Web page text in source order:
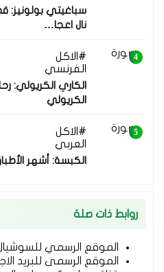
سباغيتي بولونيز:
نال اعجا…
الاكل
الفرنسي
الكاري الكريولي:
الكريولي
الاكل
العربي
الكبسة: أشهر
روابط ذات صلة
الموقع الرسمي للسوشيال
الموقع الرسمى للبريد